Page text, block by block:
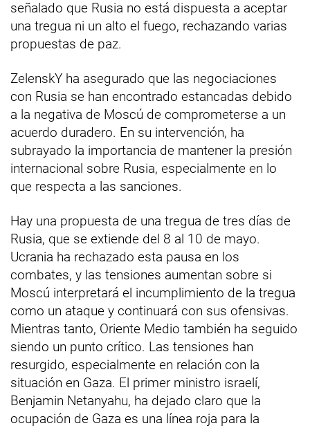
señalado que Rusia no está dispuesta a aceptar
una tregua ni un alto el fuego, rechazando varias
propuestas de paz.
ZelenskY ha asegurado que las negociaciones
con Rusia se han encontrado estancadas debido
a la negativa de Moscú de comprometerse a un
acuerdo duradero. En su intervención, ha
subrayado la importancia de mantener la presión
internacional sobre Rusia, especialmente en lo
que respecta a las sanciones.
Hay una propuesta de una tregua de tres días de
Rusia, que se extiende del 8 al 10 de mayo.
Ucrania ha rechazado esta pausa en los
combates, y las tensiones aumentan sobre si
Moscú interpretará el incumplimiento de la tregua
como un ataque y continuará con sus ofensivas.
Mientras tanto, Oriente Medio también ha seguido
siendo un punto crítico. Las tensiones han
resurgido, especialmente en relación con la
situación en Gaza. El primer ministro israelí,
Benjamin Netanyahu, ha dejado claro que la
ocupación de Gaza es una línea roja para la